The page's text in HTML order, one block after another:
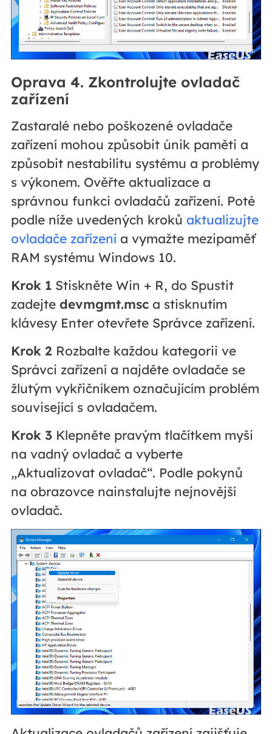
Oprava 4. Zkontrolujte ovladač
zařízení
Zastaralé nebo poškozené ovladače
zařízení mohou způsobit únik paměti a
způsobit nestabilitu systému a problémy
s výkonem. Ověřte aktualizace a
správnou funkci ovladačů zařízení. Poté
podle níže uvedených kroků aktualizujte
ovladače zařízenía vymažte mezipaměť
RAM systému Windows 10.
Krok 1Stiskněte Win + R, do Spustit
zadejte devmgmt.msca stisknutím
klávesy Enter otevřete Správce zařízení.
Krok 2Rozbalte každou kategorii ve
Správci zařízení a najděte ovladače se
žlutým vykřičníkem označujícím problém
související s ovladačem.
Krok 3Klepněte pravým tlačítkem myši
na vadný ovladač a vyberte
„Aktualizovat ovladač“. Podle pokynů
na obrazovce nainstalujte nejnovější
ovladač.